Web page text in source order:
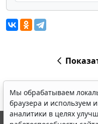
Мы обрабатываем
браузера и используем
аналитики в целях